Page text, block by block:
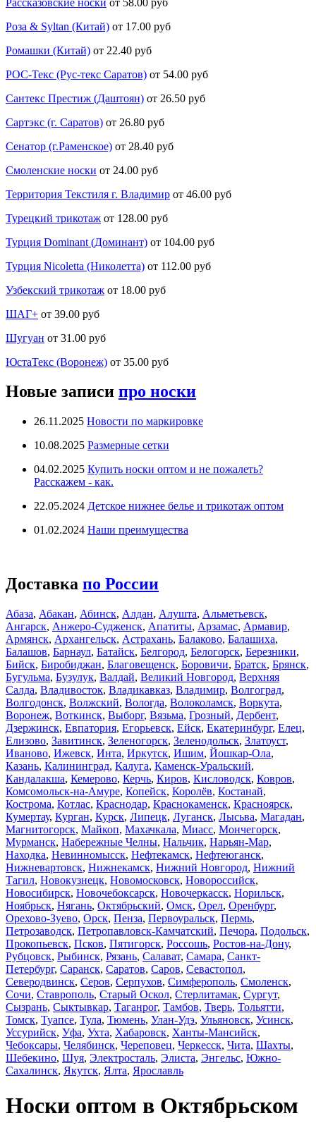
Роза & Syltan (Китай) от 17.00 руб
Ромашки (Китай) от 22.40 руб
РОС-Текс (Рус-текс Саратов) от 54.00 руб
Сантекс Престиж (Даштоян) от 26.50 руб
Сартэкс (г. Саратов) от 26.80 руб
Сенатор (г.Раменское) от 28.40 руб
Смоленские носки от 24.00 руб
Территория Текстиля г. Владимир от 46.00 руб
Турецкий трикотаж от 128.00 руб
Турция Dominant (Доминант) от 104.00 руб
Турция Nicoletta (Николетта) от 112.00 руб
Узбекский трикотаж от 18.00 руб
ШАГ+ от 39.00 руб
Шугуан от 31.00 руб
ЮстаТекс (Воронеж) от 35.00 руб
Новые записи про носки
26.11.2025 Новости по маркировке
10.08.2025 Размерные сетки
04.02.2025 Купить носки оптом и не пожалеть?
Расскажем - как.
22.05.2024 Детское нижнее белье и трикотаж оптом
01.02.2024 Наши преимущества
Доставка по России
Абаза, Абакан, Абинск, Алдан, Алушта, Альметьевск,
Ангарск, Анжеро-Судженск, Апатиты, Арзамас, Армавир,
Армянск, Архангельск, Астрахань, Балаково, Балашиха,
Балашов, Барнаул, Батайск, Белгород, Белогорск, Березники,
Бийск, Биробиджан, Благовещенск, Боровичи, Братск, Брянск,
Бугульма, Бузулук, Валдай, Великий Новгород, Верхняя
Салда, Владивосток, Владикавказ, Владимир, Волгоград,
Волгодонск, Волжский, Вологда, Волоколамск, Воркута,
Воронеж, Воткинск, Выборг, Вязьма, Грозный, Дербент,
Дзержинск, Евпатория, Егорьевск, Ейск, Екатеринбург, Елец,
Елизово, Завитинск, Зеленогорск, Зеленодольск, Златоуст,
Иваново, Ижевск, Инта, Иркутск, Ишим, Йошкар-Ола,
Казань, Калининград, Калуга, Каменск-Уральский,
Кандалакша, Кемерово, Керчь, Киров, Кисловодск, Ковров,
Комсомольск-на-Амуре, Копейск, Королёв, Костанай,
Кострома, Котлас, Краснодар, Краснокаменск, Красноярск,
Кумертау, Курган, Курск, Липецк, Луганск, Лысьва, Магадан,
Магнитогорск, Майкоп, Махачкала, Миасс, Мончегорск,
Мурманск, Набережные Челны, Нальчик, Нарьян-Мар,
Находка, Невинномысск, Нефтекамск, Нефтеюганск,
Нижневартовск, Нижнекамск, Нижний Новгород, Нижний
Тагил, Новокузнецк, Новомосковск, Новороссийск,
Новосибирск, Новочебоксарск, Новочеркасск, Норильск,
Ноябрьск, Нягань, Октябрьский, Омск, Орел, Оренбург,
Орехово-Зуево, Орск, Пенза, Первоуральск, Пермь,
Петрозаводск, Петропавловск-Камчатский, Печора, Подольск,
Прокопьевск, Псков, Пятигорск, Россошь, Ростов-на-Дону,
Рубцовск, Рыбинск, Рязань, Салават, Самара, Санкт-
Петербург, Саранск, Саратов, Саров, Севастопол,
Северодвинск, Серов, Серпухов, Симферополь, Смоленск,
Сочи, Ставрополь, Старый Оскол, Стерлитамак, Сургут,
Сызрань, Сыктывкар, Таганрог, Тамбов, Тверь, Тольятти,
Томск, Туапсе, Тула, Тюмень, Улан-Удэ, Ульяновск, Усинск,
Уссурийск, Уфа, Ухта, Хабаровск, Ханты-Мансийск,
Чебоксары, Челябинск, Череповец, Черкесск, Чита, Шахты,
Шебекино, Шуя, Электросталь, Элиста, Энгельс, Южно-
Сахалинск, Якутск, Ялта, Ярославль
Носки оптом в Октябрьском